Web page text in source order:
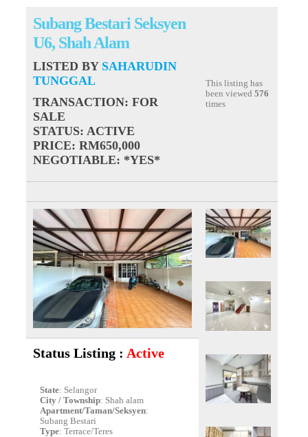
Subang Bestari Seksyen
U6, Shah Alam
LISTED BY SAHARUDIN
TUNGGAL
TRANSACTION: FOR
SALE
STATUS: ACTIVE
PRICE: RM650,000
NEGOTIABLE: *YES*
This listing has
been viewed576
times
Status Listing : Active
State: Selangor
City / Township: Shah alam
Apartment/Taman/Seksyen:
Subang Bestari
Type: Terrace/Teres